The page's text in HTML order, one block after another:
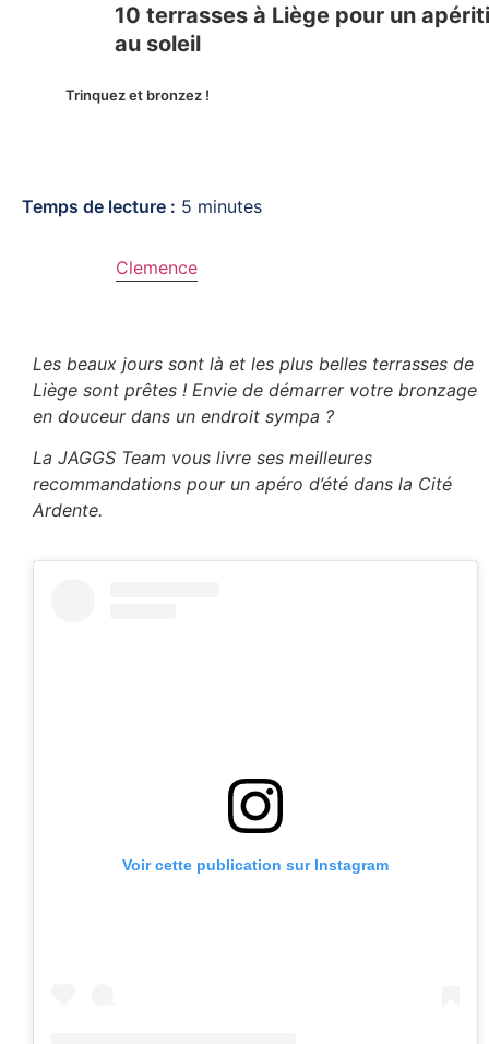
10 terrasses à Liège pour un
au soleil
Trinquez et bronzez !
Clemence
Temps de lecture : 5 minutes
Les beaux jours sont là et les plus belles terrasses de
Liège sont prêtes ! Envie de démarrer votre bronzage
en douceur dans un endroit sympa ?
La JAGGS Team vous livre ses meilleures
recommandations pour un apéro d’été dans la Cité
Ardente.
Voir cette publication sur Instagram